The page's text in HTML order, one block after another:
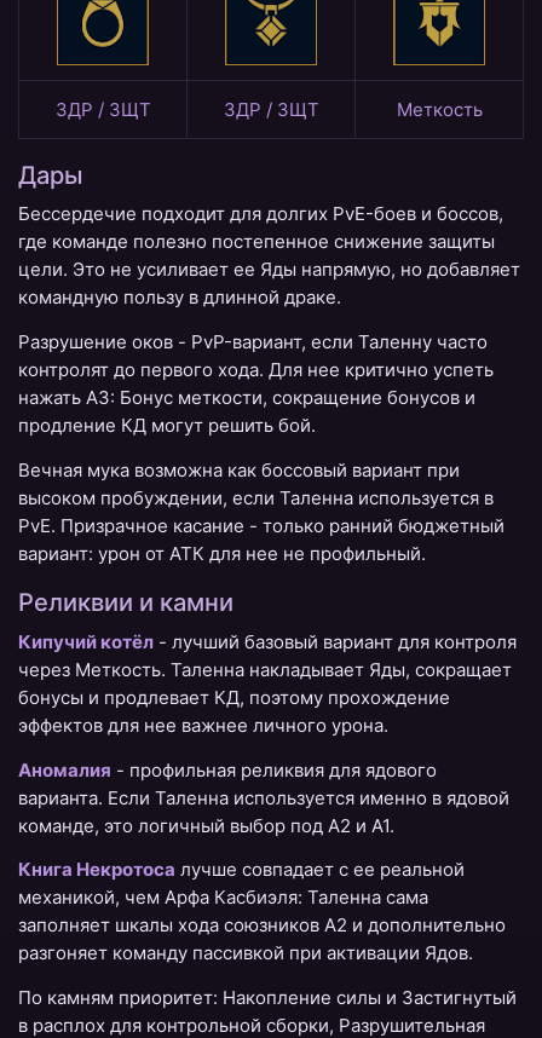
ЗДР / ЗЩТ ЗДР / ЗЩТ Меткость
Дары
Бессердечие подходит для долгих PvE-боев и боссов,
где команде полезно постепенное снижение защиты
цели. Это не усиливает ее Яды напрямую, но добавляет
командную пользу в длинной драке.
Разрушение оков - PvP-вариант, если Таленну часто
контролят до первого хода. Для нее критично успеть
нажать A3: Бонус меткости, сокращение бонусов и
продление КД могут решить бой.
Вечная мука возможна как боссовый вариант при
высоком пробуждении, если Таленна используется в
PvE. Призрачное касание - только ранний бюджетный
вариант: урон от АТК для нее не профильный.
Реликвии и камни
Кипучий котёл - лучший базовый вариант для контроля
через Меткость. Таленна накладывает Яды, сокращает
бонусы и продлевает КД, поэтому прохождение
эффектов для нее важнее личного урона.
Аномалия - профильная реликвия для ядового
варианта. Если Таленна используется именно в ядовой
команде, это логичный выбор под A2 и A1.
Книга Некротоса лучше совпадает с ее реальной
механикой, чем Арфа Касбиэля: Таленна сама
заполняет шкалы хода союзников A2 и дополнительно
разгоняет команду пассивкой при активации Ядов.
По камням приоритет: Накопление силы и Застигнутый
в расплох для контрольной сборки, Разрушительная